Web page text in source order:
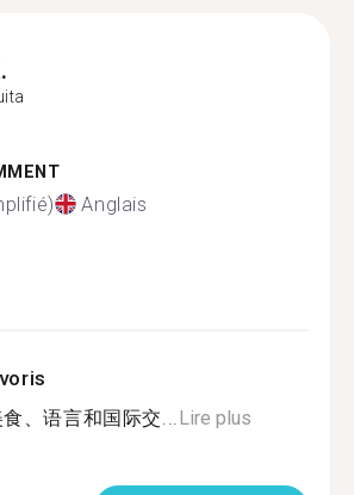
Anglais
、语言和国际交...Lire plus